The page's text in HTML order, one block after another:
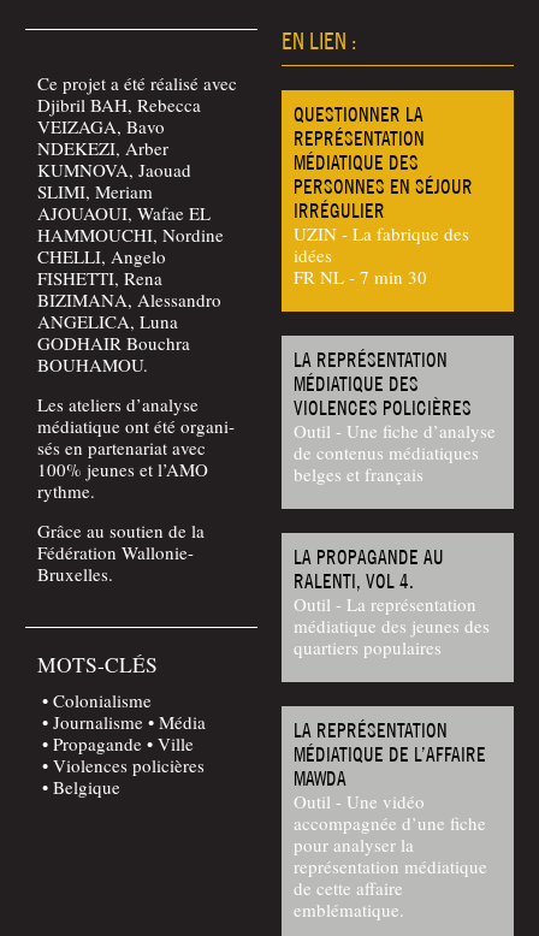
Ce pro­jet a été réa­li­sé avec
Dji­bril BAH, Rebec­ca
VEIZAGA, Bavo
NDEKEZI, Arber
KUMNOVA, Jaouad
SLIMI, Meriam
AJOUAOUI, Wafae EL
HAMMOUCHI, Nor­dine
CHELLI, Ange­lo
FISHETTI, Rena
BIZIMANA, Ales­san­dro
ANGELICA, Luna
GODHAIR Bou­chra
BOUHAMOU.
Les ate­liers d’a­na­lyse
média­tique ont été orga­ni­
sés en par­te­na­riat avec
100% jeunes et l’A­MO
rythme.
Grâce au sou­tien de la
Fédé­ra­tion Wallonie-
Bruxelles.
MOTS-CLÉS
Colonialisme
Journalisme
Média
Propagande
Ville
Violences policières
Belgique
EN LIEN :
QUESTIONNER LA
REPRÉSENTATION
MÉDIATIQUE DES
PERSONNES EN SÉJOUR
IRRÉGULIER
UZIN - La fabrique des
idées
FR NL - 7 min 30
LA REPRÉSENTATION
MÉDIATIQUE DES
VIOLENCES POLICIÈRES
Outil - Une fiche d’analyse
de contenus médiatiques
belges et français
LA PROPAGANDE AU
RALENTI, VOL 4.
Outil - La représentation
médiatique des jeunes des
quartiers populaires
LA REPRÉSENTATION
MÉDIATIQUE DE L’AFFAIRE
MAWDA
Outil - Une vidéo
accompagnée d’une fiche
pour analyser la
représentation médiatique
de cette affaire
emblématique.